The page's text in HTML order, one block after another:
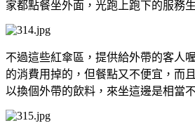
家都點餐坐外面，光跑上跑下的服務
不過這些紅傘區，提供給外帶的客人
的消費用掉的，但餐點又不便宜，而
以換個外帶的飲料，來坐這邊是相當